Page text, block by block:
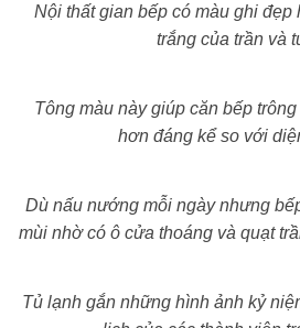
Nội thất gian bếp có màu ghi đẹp
trắng của trần và
Tông màu này giúp căn bếp
hơn đáng kể so với
Dù nấu nướng mỗi ngày nhưng
mùi nhờ có ô cửa thoáng và quạt
Tủ lạnh gắn những hình ảnh kỷ